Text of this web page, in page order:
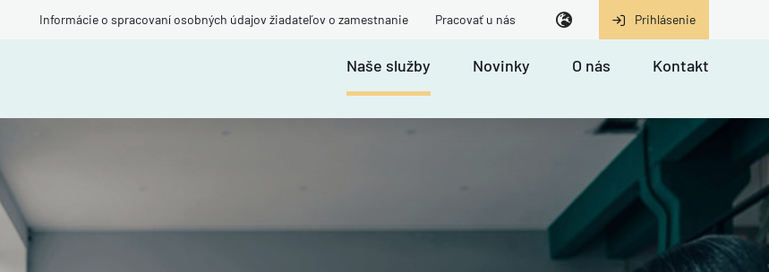
Prihlásenie
Informácie o spracovaní osobných údajov žiadateľov o zamestnanie Pracovať u nás
Naše služby Novinky O nás Kontakt